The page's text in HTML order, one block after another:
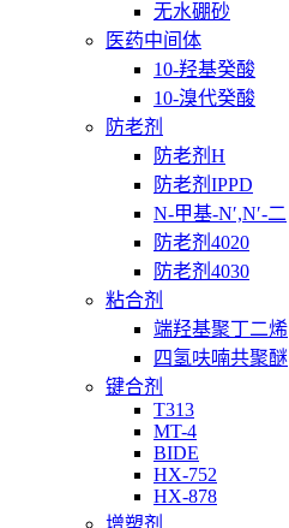
无水硼砂
医药中间体
10-羟基癸酸
10-溴代癸酸
防老剂
防老剂H
防老剂IPPD
N-甲基-N′,N′-二
防老剂4020
防老剂4030
粘合剂
端羟基聚丁二烯
四氢呋喃共聚醚
键合剂
T313
MT-4
BIDE
HX-752
HX-878
增塑剂